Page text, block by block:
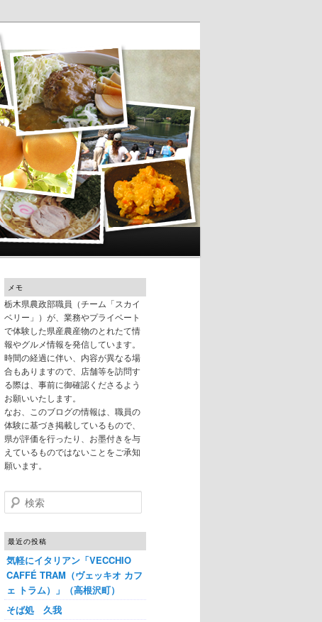
メモ
栃木県農政部職員（チーム「スカイ
ベリー」）が、業務やプライベート
で体験した県産農産物のとれたて情
報やグルメ情報を発信しています。
時間の経過に伴い、内容が異なる場
合もありますので、店舗等を訪問す
る際は、事前に御確認くださるよう
お願いいたします。
なお、このブログの情報は、職員の
体験に基づき掲載しているもので、
県が評価を行ったり、お墨付きを与
えているものではないことをご承知
願います。
検索
最近の投稿
気軽にイタリアン「VECCHIO
CAFFÉ TRAM（ヴェッキオ カフ
ェ トラム）」（高根沢町）
そば処 久我